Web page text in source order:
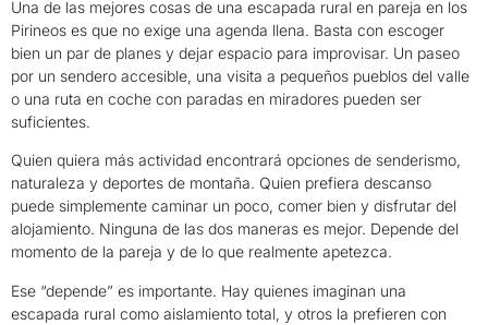
Una de las mejores cosas de una escapada rural en pareja en los
Pirineos es que no exige una agenda llena. Basta con escoger
bien un par de planes y dejar espacio para improvisar. Un paseo
por un sendero accesible, una visita a pequeños pueblos del valle
o una ruta en coche con paradas en miradores pueden ser
suficientes.
Quien quiera más actividad encontrará opciones de senderismo,
naturaleza y deportes de montaña. Quien prefiera descanso
puede simplemente caminar un poco, comer bien y disfrutar del
alojamiento. Ninguna de las dos maneras es mejor. Depende del
momento de la pareja y de lo que realmente apetezca.
Ese “depende” es importante. Hay quienes imaginan una
escapada rural como aislamiento total, y otros la prefieren con